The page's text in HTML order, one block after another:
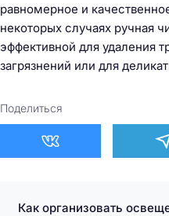
равномерное и
некоторых случаях ручная
эффективной для удаления
загрязнений или для
Поделиться
Как организовать